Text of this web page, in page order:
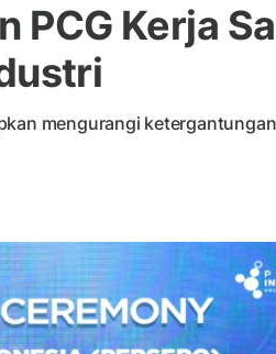
PCG Kerja
mengurangi